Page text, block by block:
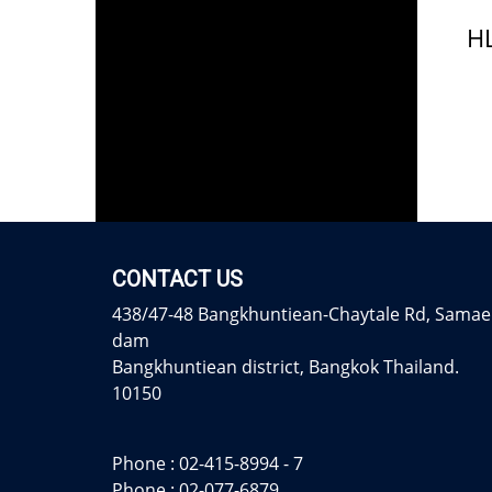
CONTACT US
438/47-48 Bangkhuntiean-Chaytale Rd, Samae
dam
Bangkhuntiean district, Bangkok Thailand.
10150
Phone : 02-415-8994 - 7